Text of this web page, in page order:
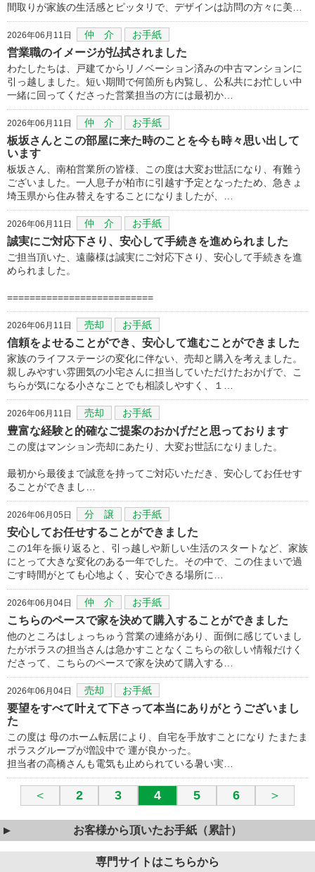
間取りが家族の生活感とピッタリで、デザインは訪問の方々に美…
2026年06月11日 仲 介 お手紙
営業職のイメージが払拭されました
わたしたちは、戸建てからリノベーション済みの中古マンションに
引っ越しました。短い期間で何箇所も内覧し、公私共にお忙しい中
一緒に回ってくださった営業担当の方には最初か…
2026年06月11日 仲 介 お手紙
板坂さんとこの部屋に来た時のことを今も時々思い出して
います
板坂さん、南柏営業所の皆様、この度は大変お世話になり、有難う
ございました。一人息子が柏市に引越す予定となったため、急きょ
埼玉県から住み替えをすることになりましたが、…
2026年06月11日 仲 介 お手紙
誠実にご対応下さり、安心して手続きを進められました
ご担当頂いた、遠藤様は誠実にご対応下さり、安心して手続きを進
められました。
==========================
2026年06月11日 売却 お手紙
信頼をよせることができ、安心して進むことができました
家族のライフステージの変化に伴ない、売却と購入を考えました。
親しみやすい雰囲気の小宅さんに担当していただけたおかげで、こ
ちらが気になる小さなことでも相談しやすく、１…
2026年06月11日 売却 お手紙
豊富な経験と的確なご提案のおかげだと思っております
この度はマンション売却にあたり、大変お世話になりました。
最初から最後まで誠意を持ってご対応いただき、安心してお任せす
ることができまし…
2026年06月05日 分 譲 お手紙
安心してお任せすることができました
この1年を振り返ると、引っ越しや新しい生活のスタートなど、家族
にとって大きな変化のある一年でした。その中で、この住まいで過
ごす時間がとても心地よく、安心できる場所に…
2026年06月04日 仲 介 お手紙
こちらのペースで家を決めて購入することができました
他のところはしょっちゅう営業の連絡があり、面倒に感じていまし
たがポラスの担当さんは急かすことなくこちらの欲しい情報だけく
ださって、こちらのペースで家を決めて購入する…
2026年06月04日 売却 お手紙
要望をすべて叶えて下さって本当にありがとうございまし
た
この度は 母のホーム転居により、自宅を手放すことになり たまたま
ポラスグループが増設中で 運が良かった。
担当者の高橋さんも電気も止められている暑い実…
＜ 2 3 4 5 6 ＞
お客様から頂いたお手紙（累計）
専門サイトはこちらから